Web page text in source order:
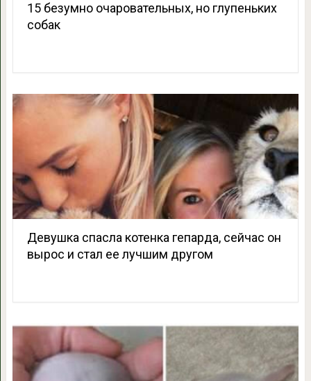
15 безумно очаровательных, но глупеньких
собак
Девушка спасла котенка гепарда, сейчас он
вырос и стал ее лучшим другом